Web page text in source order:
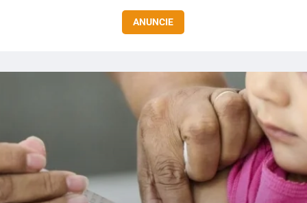
ANUNCIE